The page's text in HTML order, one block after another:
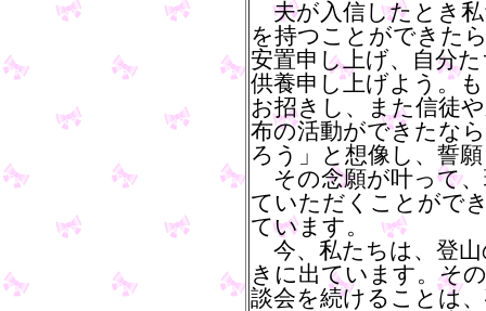
夫が入信したとき
を持つことができた
安置申し上げ、自分
供養申し上げよう。
お招きし、また信徒
布の活動ができたな
ろう」と想像し、誓
その念願が叶って、
ていただくことがで
ています。
今、私たちは、登
きに出ています。そ
談会を続けることは